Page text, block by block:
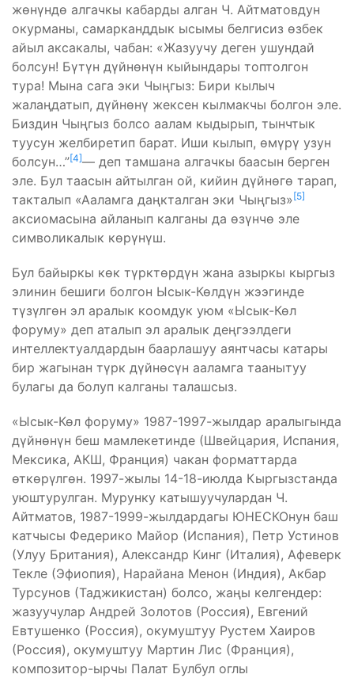
жөнүндө алгачкы кабарды алган Ч. Айтматовдун
окурманы, самарканддык ысымы белгисиз өзбек
айыл аксакалы, чабан: «Жазуучу деген ушундай
болсун! Бүтүн дүйнөнүн кыйындары топтолгон
тура! Мына сага эки Чыңгыз: Бири кылыч
жалаңдатып, дүйнөнү жексен кылмакчы болгон эле.
Биздин Чыңгыз болсо аалам кыдырып, тынчтык
туусун желбиретип барат. Иши кылып, өмүрү узун
болсун…”[4]— деп тамшана алгачкы баасын берген
эле. Бул таасын айтылган ой, кийин дүйнөгө тарап,
такталып «Ааламга даңкталган эки Чыңгыз»[5]
аксиомасына айланып калганы да өзүнчө эле
символикалык көрүнүш.
Бул байыркы көк түрктөрдүн жана азыркы кыргыз
элинин бешиги болгон Ысык-Көлдүн жээгинде
түзүлгөн эл аралык коомдук уюм «Ысык-Көл
форуму» деп аталып эл аралык деңгээлдеги
интеллектуалдардын баарлашуу аянтчасы катары
бир жагынан түрк дүйнөсүн ааламга таанытуу
булагы да болуп калганы талашсыз.
«Ысык-Көл форуму» 1987-1997-жылдар аралыгында
дүйнөнүн беш мамлекетинде (Швейцария, Испания,
Мексика, АКШ, Франция) чакан форматтарда
өткөрүлгөн. 1997-жылы 14-18-июлда Кыргызстанда
уюштурулган. Мурунку катышуучулардан Ч.
Айтматов, 1987-1999-жылдардагы ЮНЕСКОнун баш
катчысы Федерико Майор (Испания), Петр Устинов
(Улуу Британия), Александр Кинг (Италия), Афеверк
Текле (Эфиопия), Нарайана Менон (Индия), Акбар
Турсунов (Таджикистан) болсо, жаңы келгендер:
жазуучулар Андрей Золотов (Россия), Евгений
Евтушенко (Россия), окумуштуу Рустем Хаиров
(Россия), окумуштуу Мартин Лис (Франция),
композитор-ырчы Палат Булбул оглы